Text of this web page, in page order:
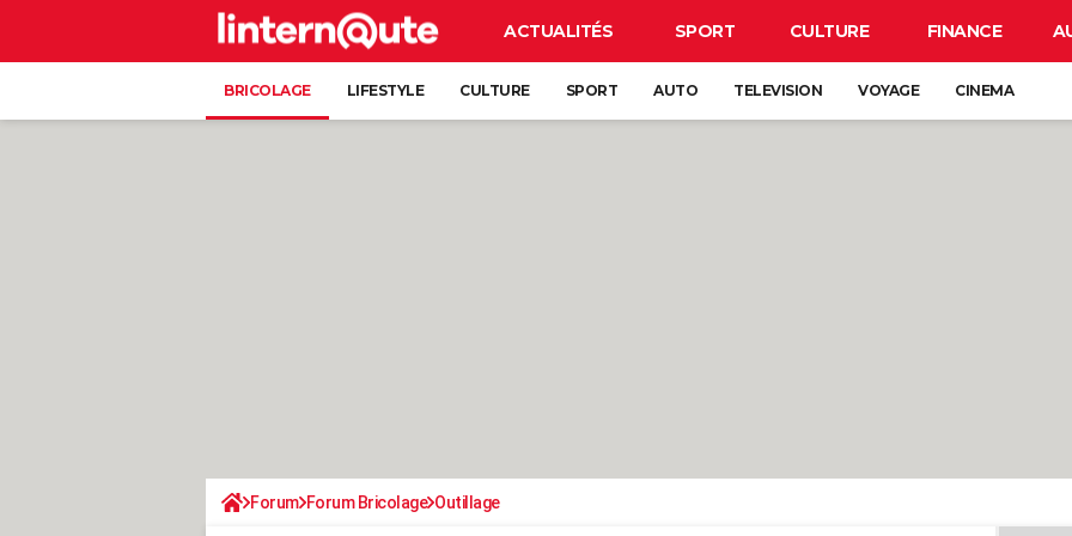
ACTUALITÉS SPORT CULTURE FINANCE
BRICOLAGE LIFESTYLE CULTURE SPORT AUTO TELEVISION VOYAGE CINEMA
Forum Forum Bricolage Outillage